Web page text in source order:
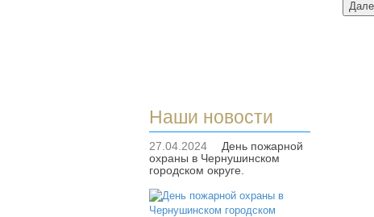
Наши новости
27.04.2024
День пожарной
охраны в Чернушинском
городском округе.